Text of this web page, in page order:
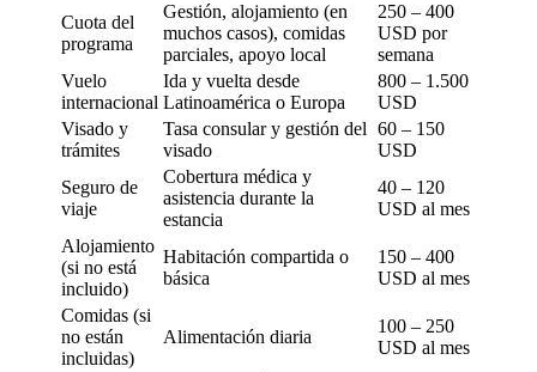
Cuota del
programa
Gestión, alojamiento (en
muchos casos), comidas
parciales, apoyo local
250 – 400
USD por
semana
Vuelo
internacional
Ida y vuelta desde
Latinoamérica o Europa
800 – 1.500
USD
Visado y
trámites
Tasa consular y gestión del
visado
60 – 150
USD
Seguro de
viaje
Cobertura médica y
asistencia durante la
estancia
40 – 120
USD al mes
Alojamiento
(si no está
incluido)
Habitación compartida o
básica
150 – 400
USD al mes
Comidas (si
no están
incluidas)
Alimentación diaria
100 – 250
USD al mes